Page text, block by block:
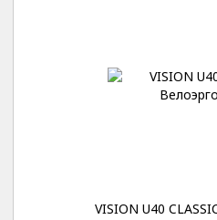
VISION U40